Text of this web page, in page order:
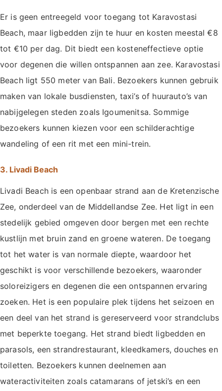
Er is geen entreegeld voor toegang tot Karavostasi
Beach, maar ligbedden zijn te huur en kosten meestal €8
tot €10 per dag. Dit biedt een kosteneffectieve optie
voor degenen die willen ontspannen aan zee. Karavostasi
Beach ligt 550 meter van Bali. Bezoekers kunnen gebruik
maken van lokale busdiensten, taxi’s of huurauto’s van
nabijgelegen steden zoals Igoumenitsa. Sommige
bezoekers kunnen kiezen voor een schilderachtige
wandeling of een rit met een mini-trein.
3. Livadi Beach
Livadi Beach is een openbaar strand aan de Kretenzische
Zee, onderdeel van de Middellandse Zee. Het ligt in een
stedelijk gebied omgeven door bergen met een rechte
kustlijn met bruin zand en groene wateren. De toegang
tot het water is van normale diepte, waardoor het
geschikt is voor verschillende bezoekers, waaronder
soloreizigers en degenen die een ontspannen ervaring
zoeken. Het is een populaire plek tijdens het seizoen en
een deel van het strand is gereserveerd voor strandclubs
met beperkte toegang. Het strand biedt ligbedden en
parasols, een strandrestaurant, kleedkamers, douches en
toiletten. Bezoekers kunnen deelnemen aan
wateractiviteiten zoals catamarans of jetski’s en een